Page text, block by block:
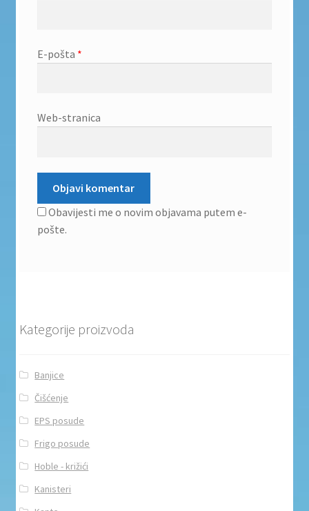
E-pošta *
Web-stranica
Obavijesti me o novim objavama putem e-
pošte.
Kategorije proizvoda
Banjice
Čišćenje
EPS posude
Frigo posude
Hoble - križići
Kanisteri